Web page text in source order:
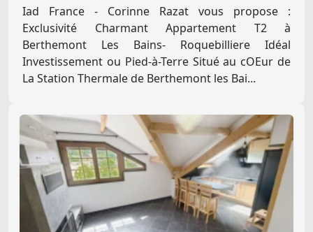
Iad France - Corinne Razat vous propose :
Exclusivité Charmant Appartement T2 à
Berthemont Les Bains- Roquebilliere Idéal
Investissement ou Pied-à-Terre Situé au cOEur de
La Station Thermale de Berthemont les Bai...